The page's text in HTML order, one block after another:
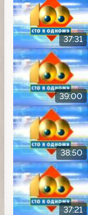
37:31
39:00
38:50
37:21